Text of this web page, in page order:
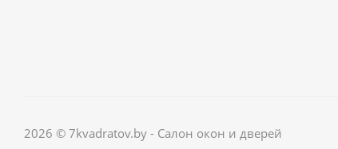
2026 © 7kvadratov.by - Салон окон и дверей